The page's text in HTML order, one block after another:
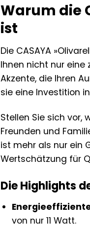
Warum die
ist
Die CASAYA
Ihnen nicht nur eine
Akzente, die Ihren
sie eine Investition
Stellen Sie sich vor,
Freunden und
ist mehr als nur ein
Wertschätzung für
Die Highlights
von nur 11 Watt.